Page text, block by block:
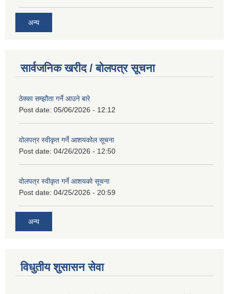
अन्य
सार्वजनिक खरीद / बोलपत्र सूचना
ठेक्का सम्झौता गर्ने आउने बारे
Post date: 05/06/2026 - 12:12
वोलपत्र स्वीकृत गर्ने आशयकोल सूचना
Post date: 04/26/2026 - 12:50
वोलपत्र स्वीकृत गर्ने आशयको सूचना
Post date: 04/25/2026 - 20:59
अन्य
विधुतीय शुसासन सेवा